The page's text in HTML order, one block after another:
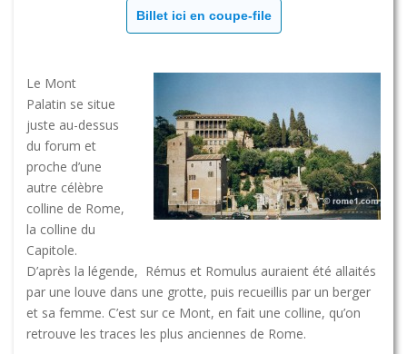
Billet ici en coupe-file
Le Mont
Palatin se situe
juste au-dessus
du forum et
proche d’une
autre célèbre
colline de Rome,
la colline du
Capitole.
D’après la légende, Rémus et Romulus auraient été allaités
par une louve dans une grotte, puis recueillis par un berger
et sa femme. C’est sur ce Mont, en fait une colline, qu’on
retrouve les traces les plus anciennes de Rome.